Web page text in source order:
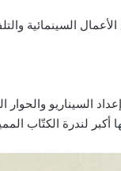
السينمائية
السيناريو والحوار
لندرة الكتّاب